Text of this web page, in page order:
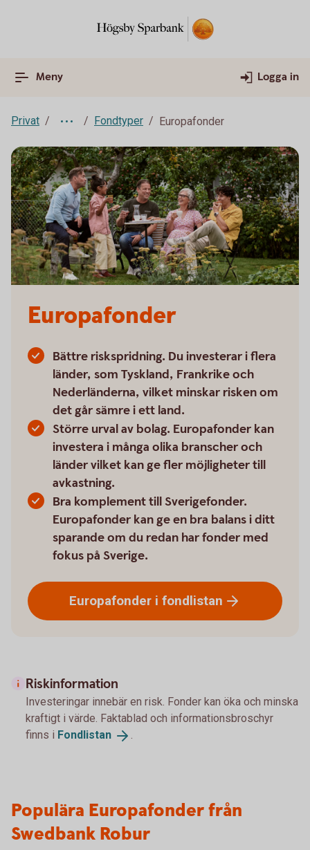
Meny Logga in
Privat Fondtyper Europafonder
Europafonder
Bättre riskspridning. Du investerar i flera
länder, som Tyskland, Frankrike och
Nederländerna, vilket minskar risken om
det går sämre i ett land.
Större urval av bolag. Europafonder kan
investera i många olika branscher och
länder vilket kan ge fler möjligheter till
avkastning.
Bra komplement till Sverigefonder.
Europafonder kan ge en bra balans i ditt
sparande om du redan har fonder med
fokus på Sverige.
Europafonder i fondlistan
Riskinformation
Investeringar innebär en risk. Fonder kan öka och minska
kraftigt i värde. Faktablad och informationsbroschyr
finns i Fondlistan .
Populära Europafonder från
Swedbank Robur